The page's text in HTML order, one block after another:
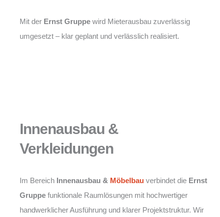
Mit der Ernst Gruppe wird Mieterausbau zuverlässig
umgesetzt – klar geplant und verlässlich realisiert.
Innenausbau &
Verkleidungen
Im Bereich Innenausbau & Möbelbau verbindet die Ernst
Gruppe funktionale Raumlösungen mit hochwertiger
handwerklicher Ausführung und klarer Projektstruktur. Wir